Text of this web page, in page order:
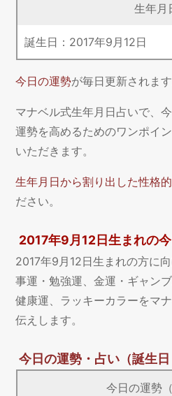
生年月
誕生日： 2017年9 月 12日
今日の運勢が毎日更新されます
マナベル式生年月日占いで、
運勢を高めるためのワンポイ
いただきます。
生年月日から割り出した性格
ださい。
2017年9月12日生まれの
2017年9月12日生まれの方に
事運・勉強運、金運・ギャン
健康運、ラッキーカラーをマ
伝えします。
今日の運勢・占い（誕生日
今日の運勢（